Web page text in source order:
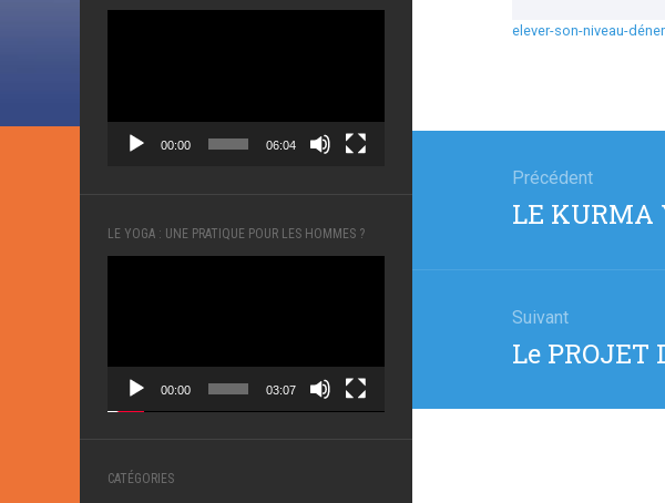
00:00 06:04
LE YOGA : UNE PRATIQUE POUR LES HOMMES ?
00:00 03:07
CATÉGORIES
elever-son-niveau-
l’article
Précédent
Article
LE KURMA
Suivant
Article
Le PROJET